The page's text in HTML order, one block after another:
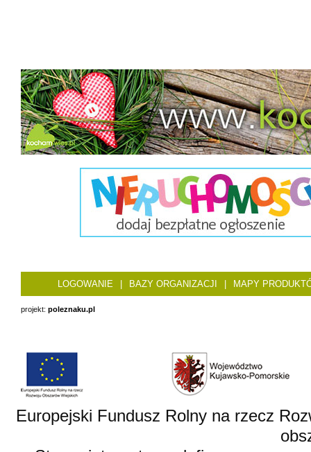
LOGOWANIE BAZY ORGANIZACJI MAPY
projekt: poleznaku.pl
Europejski Fundusz Rolny na rzecz